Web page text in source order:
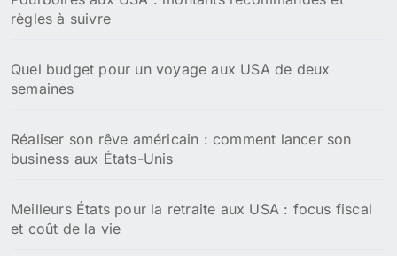
règles à suivre
Quel budget pour un voyage aux USA de deux
semaines
Réaliser son rêve américain : comment lancer son
business aux États-Unis
Meilleurs États pour la retraite aux USA : focus fiscal
et coût de la vie